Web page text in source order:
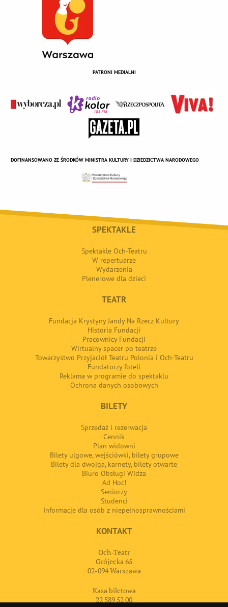
PATRONI MEDIALNI
DOFINANSOWANO ZE ŚRODKÓW MINISTRA KULTURY I DZIEDZICTWA NARODOWEGO
SPEKTAKLE
Spektakle Och-Teatru
W repertuarze
Wydarzenia
Plenerowe dla dzieci
TEATR
Fundacja Krystyny Jandy Na Rzecz Kultury
Historia Fundacji
Pracownicy Fundacji
Wirtualny spacer po teatrze
Towarzystwo Przyjaciół Teatru Polonia i Och-Teatru
Fundatorzy foteli
Reklama w programie do spektaklu
Ochrona danych osobowych
BILETY
Sprzedaż i rezerwacja
Cennik
Plan widowni
Bilety ulgowe, wejściówki, bilety grupowe
Bilety dla dwojga, karnety, bilety otwarte
Biuro Obsługi Widza
Ad Hoc!
Seniorzy
Studenci
Informacje dla osób z niepełnosprawnościami
KONTAKT
Och-Teatr
Grójecka 65
02-094 Warszawa
Kasa biletowa
22 589 52 00